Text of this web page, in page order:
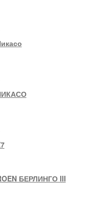
БЕРЛИНГО III